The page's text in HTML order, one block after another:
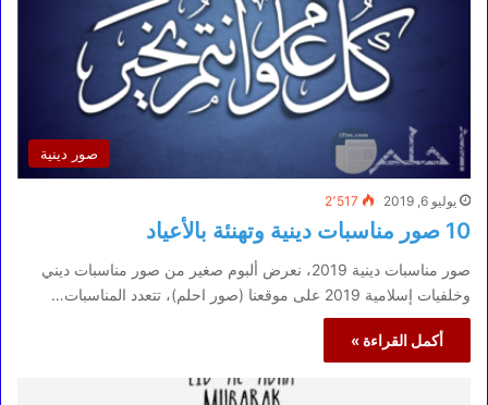
صور دينية
يوليو 6, 2019 2٬517
10 صور مناسبات دينية وتهنئة بالأعياد
صور مناسبات دينية 2019، نعرض ألبوم صغير من صور مناسبات ديني
وخلفيات إسلامية 2019 على موقعنا (صور احلم)، تتعدد المناسبات…
أكمل القراءة »